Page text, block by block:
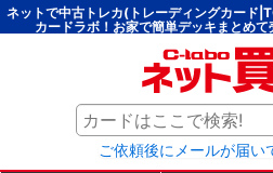
ネットで中古トレカ(トレーディングカード
カードラボ！お家で簡単デッキまとめて
ご依頼後にメールが届い